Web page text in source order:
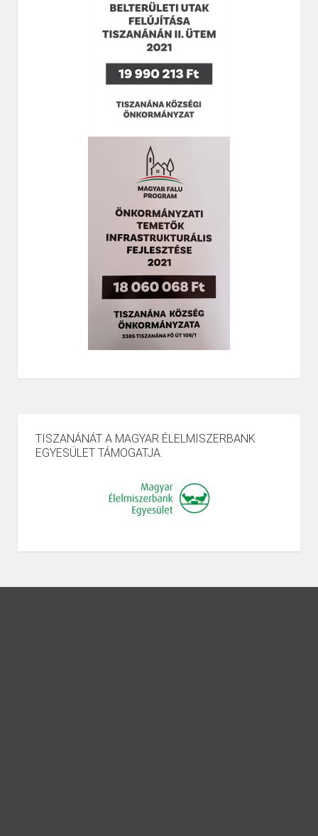
TISZANÁNÁT A MAGYAR ÉLELMISZERBANK
EGYESÜLET TÁMOGATJA.